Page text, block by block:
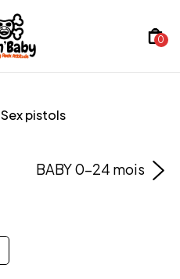
0
Sex pistols
BABY 0-24 mois